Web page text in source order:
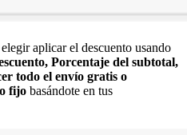
aplicar el descuento usando
Porcentaje del subtotal,
todo el envío gratis o
fijo basándote en tus